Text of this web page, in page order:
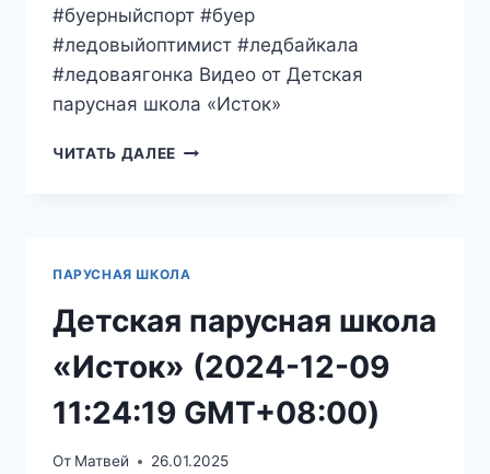
#буерныйспорт #буер
#ледовыйоптимист #ледбайкала
#ледоваягонка Видео от Детская
парусная школа «Исток»
ЧИТАТЬ ДАЛЕЕ ДЕТСКАЯ
GMT+08:00)
ПАРУСНАЯ ШКОЛА
Детская парусная школа
«Исток» (2024-12-09
11:24:19 GMT+08:00)
От Матвей 26.01.2025